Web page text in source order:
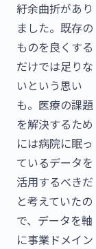
紆余曲折があり
ました。既存の
ものを良くする
だけでは足りな
いという思い
も。医療の課題
を解決するため
には病院に眠っ
ているデータを
活用するべきだ
と考えていたの
で、データを軸
に事業ドメイン